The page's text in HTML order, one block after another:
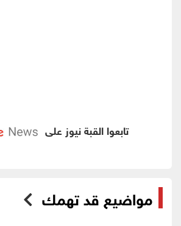
تابعوا القبة نيوز على
مواضيع قد تهمك